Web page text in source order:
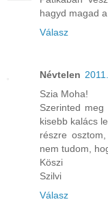
hagyd magad
Válasz
Névtelen
Szia Moha!
Szerinted
kisebb kalács
részre
nem tudom,
Köszi
Szilvi
Válasz